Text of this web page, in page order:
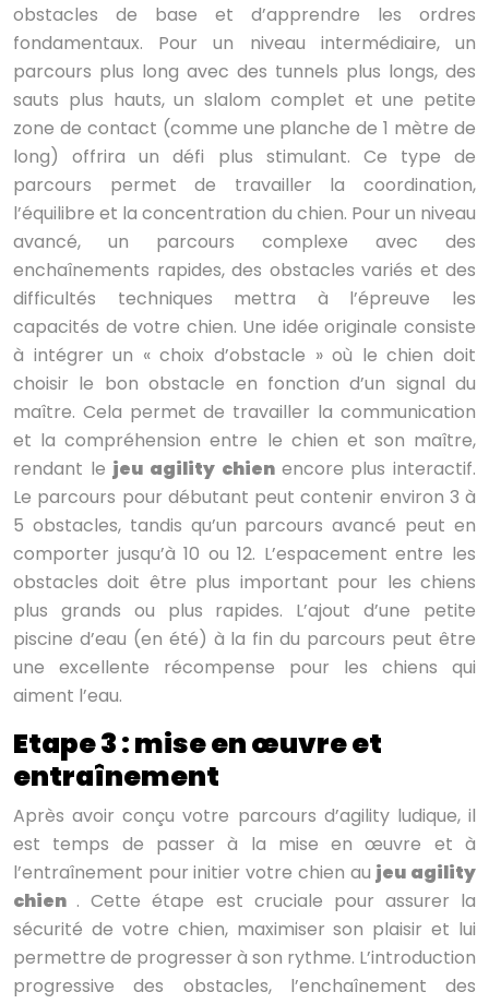
obstacles de base et d’apprendre les ordres
fondamentaux. Pour un niveau intermédiaire, un
parcours plus long avec des tunnels plus longs, des
sauts plus hauts, un slalom complet et une petite
zone de contact (comme une planche de 1 mètre de
long) offrira un défi plus stimulant. Ce type de
parcours permet de travailler la coordination,
l’équilibre et la concentration du chien. Pour un niveau
avancé, un parcours complexe avec des
enchaînements rapides, des obstacles variés et des
difficultés techniques mettra à l’épreuve les
capacités de votre chien. Une idée originale consiste
à intégrer un « choix d’obstacle » où le chien doit
choisir le bon obstacle en fonction d’un signal du
maître. Cela permet de travailler la communication
et la compréhension entre le chien et son maître,
rendant le jeu agility chien encore plus interactif.
Le parcours pour débutant peut contenir environ 3 à
5 obstacles, tandis qu’un parcours avancé peut en
comporter jusqu’à 10 ou 12. L’espacement entre les
obstacles doit être plus important pour les chiens
plus grands ou plus rapides. L’ajout d’une petite
piscine d’eau (en été) à la fin du parcours peut être
une excellente récompense pour les chiens qui
aiment l’eau.
Etape 3 : mise en œuvre et
entraînement
Après avoir conçu votre parcours d’agility ludique, il
est temps de passer à la mise en œuvre et à
l’entraînement pour initier votre chien au jeu agility
chien . Cette étape est cruciale pour assurer la
sécurité de votre chien, maximiser son plaisir et lui
permettre de progresser à son rythme. L’introduction
progressive des obstacles, l’enchaînement des